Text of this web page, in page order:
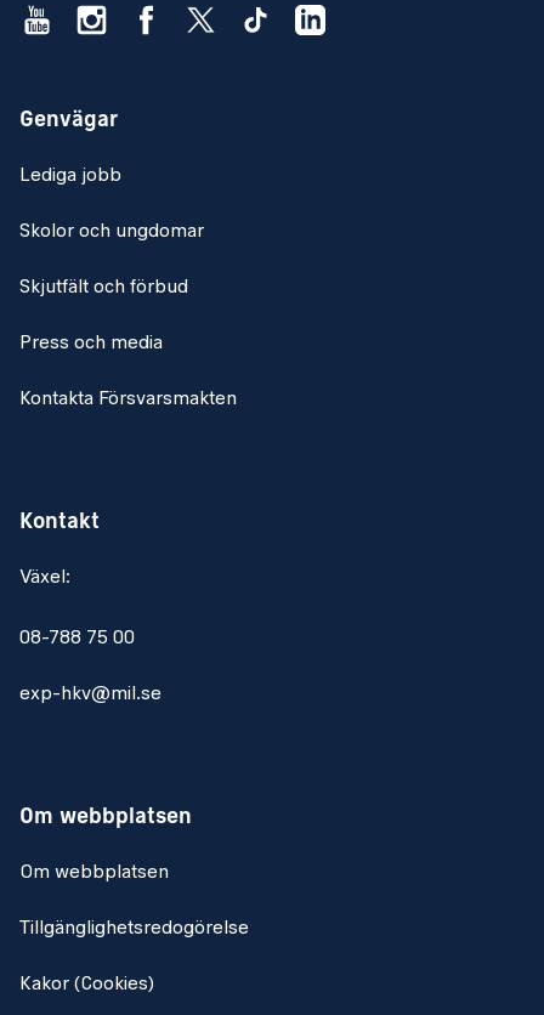
Genvägar
Lediga jobb
Skolor och ungdomar
Skjutfält och förbud
Press och media
Kontakta Försvarsmakten
Kontakt
Växel:
08-788 75 00
exp-hkv@mil.se
Om webbplatsen
Om webbplatsen
Tillgänglighetsredogörelse
Kakor (Cookies)